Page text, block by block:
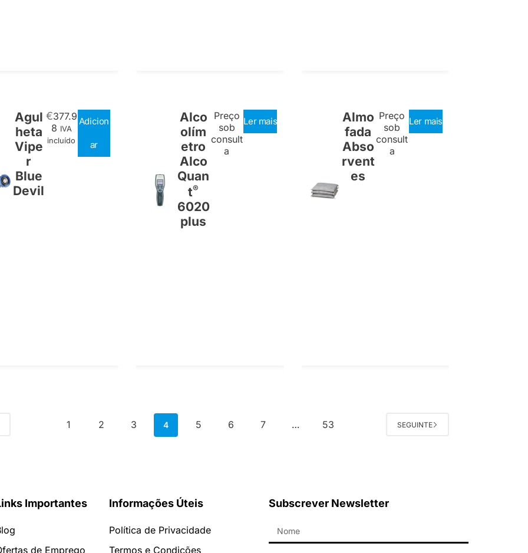
Agul
heta
Vipe
r
Blue
Devil
€377.9
8 IVA
incluído
Adicion
ar
Alco
olím
etro
Alco
Quan
t®
6020
plus
Preço
sob
consult
a
Ler mais
Almo
fada
Abso
rvent
es
Preço
sob
consult
a
Ler mais
1 2 3 4 5 6 7 … 53 SEGUINTE
Importantes
de Emprego
Informações Úteis
Política de Privacidade
Termos e Condições
Subscrever Newsletter